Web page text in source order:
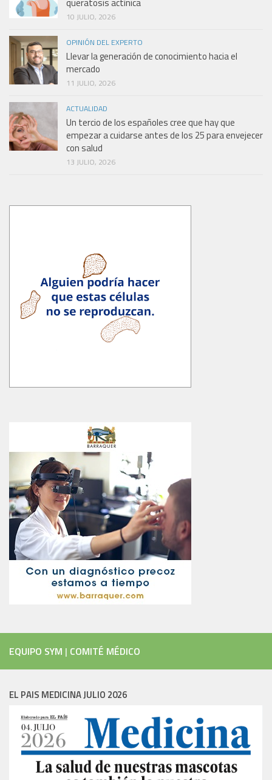
queratosis actínica
10 JULIO, 2026
OPINIÓN DEL EXPERTO
Llevar la generación de conocimiento hacia el
mercado
11 JULIO, 2026
ACTUALIDAD
Un tercio de los españoles cree que hay que
empezar a cuidarse antes de los 25 para envejecer
con salud
13 JULIO, 2026
EQUIPO SYM | COMITÉ MÉDICO
EL PAIS MEDICINA JULIO 2026